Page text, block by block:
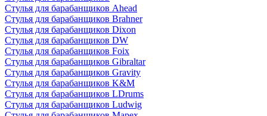
Стулья для барабанщиков Ahead
Стулья для барабанщиков Brahner
Стулья для барабанщиков Dixon
Стулья для барабанщиков DW
Стулья для барабанщиков Foix
Стулья для барабанщиков Gibraltar
Стулья для барабанщиков Gravity
Стулья для барабанщиков K&M
Стулья для барабанщиков LDrums
Стулья для барабанщиков Ludwig